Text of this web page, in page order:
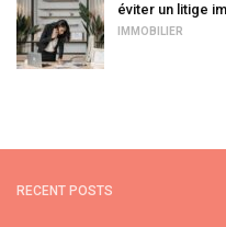
éviter un litige
IMMOBILIER
RECENT POSTS